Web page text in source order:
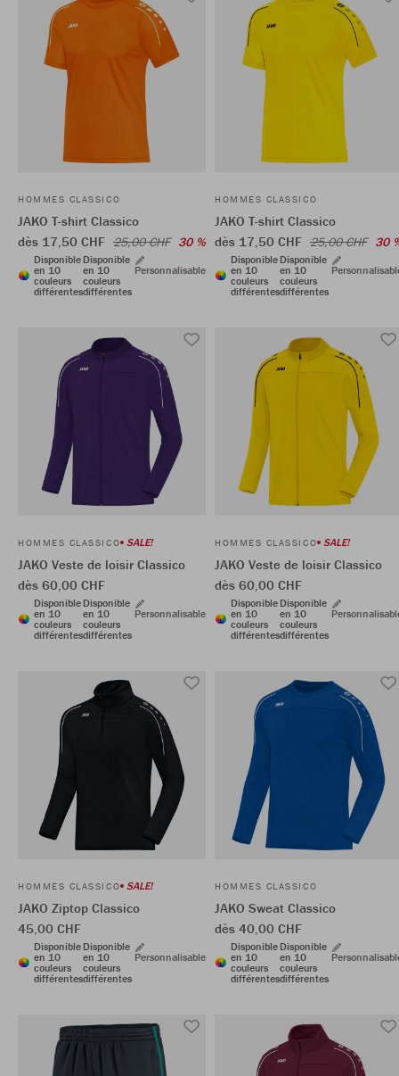
HOMMES CLASSICO
JAKO T-shirt Classico
dès 17,50 CHF 25,00 CHF 30 %
Disponible
en 10
couleurs
différentes
Disponible
en 10
couleurs
différentes
Personnalisable
HOMMES CLASSICO
JAKO T-shirt Classico
dès 17,50 CHF 25,00 CHF 30
Disponible
en 10
couleurs
différentes
Disponible
en 10
couleurs
différentes
HOMMES CLASSICO SALE!
JAKO Veste de loisir Classico
dès 60,00 CHF
Disponible
en 10
couleurs
différentes
Disponible
en 10
couleurs
différentes
Personnalisable
HOMMES CLASSICO SALE!
JAKO Veste de loisir Classico
dès 60,00 CHF
Disponible
en 10
couleurs
différentes
Disponible
en 10
couleurs
différentes
HOMMES CLASSICO SALE!
JAKO Ziptop Classico
45,00 CHF
Disponible
en 10
couleurs
différentes
Disponible
en 10
couleurs
différentes
Personnalisable
HOMMES CLASSICO
JAKO Sweat Classico
dès 40,00 CHF
Disponible
en 10
couleurs
différentes
Disponible
en 10
couleurs
différentes